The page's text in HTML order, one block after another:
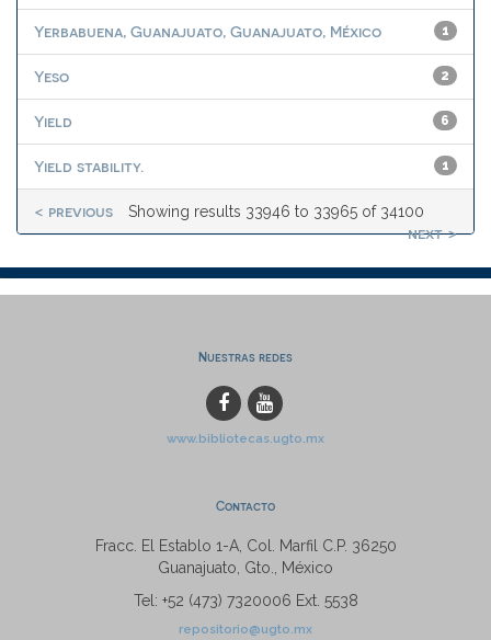
Yerbabuena, Guanajuato, Guanajuato, México 1
Yeso 2
Yield 6
Yield stability. 1
Showing results 33946 to 33965 of 34100
< previous
next >
Nuestras redes
www.bibliotecas.ugto.mx
Contacto
Fracc. El Establo 1-A, Col. Marfil C.P. 36250
Guanajuato, Gto., México
Tel: +52 (473) 7320006 Ext. 5538
repositorio@ugto.mx